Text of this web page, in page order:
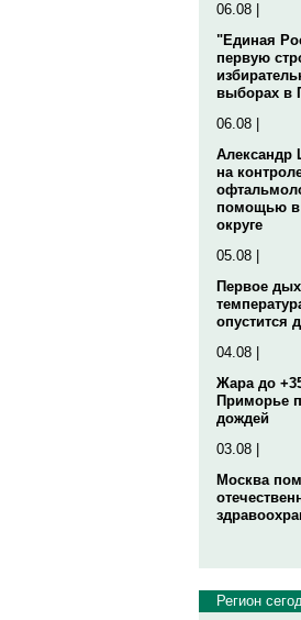
06.08 |
"Единая
первую
выборах в
06.08 |
Александр
на
помощью в
округе
05.08 |
Первое
опустится
04.08 |
Жара до
Приморье
дождей
03.08 |
Москва
Регион